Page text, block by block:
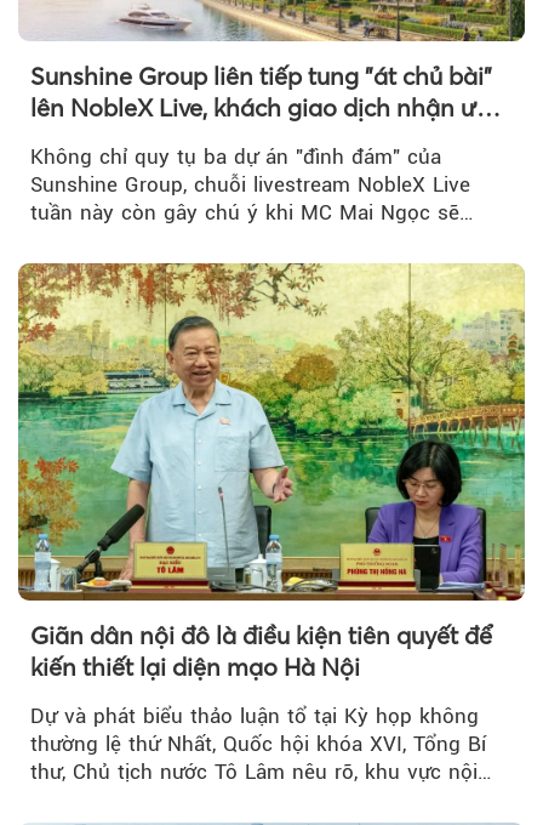
Sunshine Group liên tiếp tung "át chủ bài"
lên NobleX Live, khách giao dịch nhận ưu
Không chỉ quy tụ ba dự án "đình đám" của
Sunshine Group, chuỗi livestream NobleX Live
tuần này còn gây chú ý khi MC Mai Ngọc sẽ
Giãn dân nội đô là điều kiện tiên quyết để
kiến thiết lại diện mạo Hà Nội
Dự và phát biểu thảo luận tổ tại Kỳ họp không
thường lệ thứ Nhất, Quốc hội khóa XVI, Tổng Bí
thư, Chủ tịch nước Tô Lâm nêu rõ, khu vực nội